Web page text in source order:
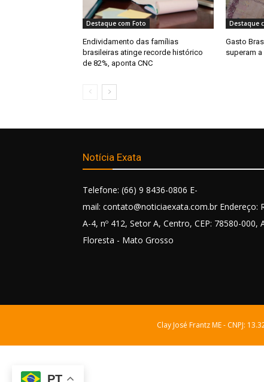
Destaque com Foto
Endividamento das famílias
brasileiras atinge recorde histórico
de 82%, aponta CNC
Destaque
Gasto
superam
Notícia Exata
Telefone: (66) 9 8436-0806 E-
mail: contato@noticiaexata.com.br Endereço:
A-4, nº 412, Setor A, Centro, CEP: 78580-000,
Floresta - Mato Grosso
Clay José Frantz ME - CNPJ:
PT